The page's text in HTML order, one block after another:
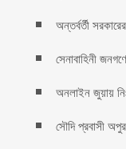
অন্তর্বর্তী
সেনাবাহিনী
অনলাইন জুয়ায়
সৌদি প্রবাসী